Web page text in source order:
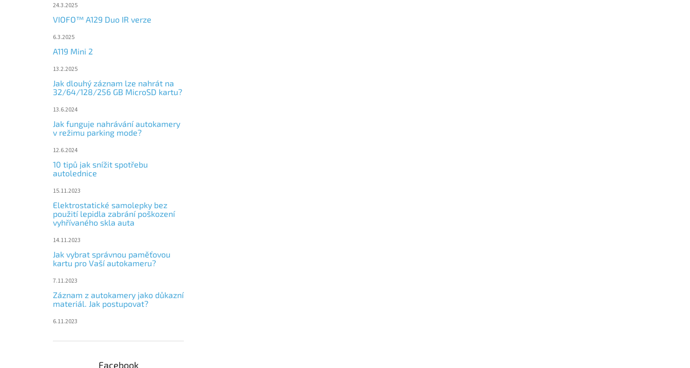
24.3.2025
VIOFO™ A129 Duo IR verze
6.3.2025
A119 Mini 2
13.2.2025
Jak dlouhý záznam lze nahrát na
32/64/128/256 GB MicroSD kartu?
13.6.2024
Jak funguje nahrávání autokamery
v režimu parking mode?
12.6.2024
10 tipů jak snížit spotřebu
autolednice
15.11.2023
Elektrostatické samolepky bez
použití lepidla zabrání poškození
vyhřívaného skla auta
14.11.2023
Jak vybrat správnou paměťovou
kartu pro Vaší autokameru?
7.11.2023
Záznam z autokamery jako důkazní
materiál. Jak postupovat?
6.11.2023
Facebook